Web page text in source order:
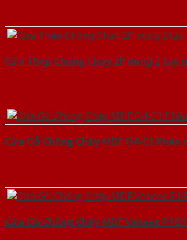
Cửa Thép Chống Cháy 2P dung 2 tay
Cửa Gỗ Chống Cháy MDF O4-C1 Phào
Cửa Gỗ Chống Cháy MDF Veneer